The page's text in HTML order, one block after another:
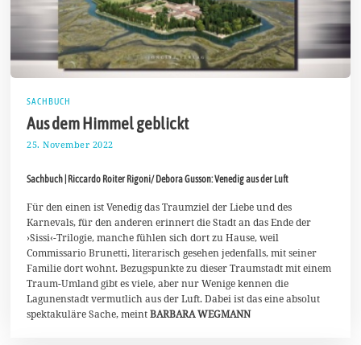
SACHBUCH
Aus dem Himmel geblickt
25. November 2022
e
e
b
e
r
2
2
2
Sachbuch | Riccardo Roiter Rigoni/ Debora Gusson: Venedig aus der Luft
Für den einen ist Venedig das Traumziel der Liebe und des
Karnevals, für den anderen erinnert die Stadt an das Ende der
›Sissi‹-Trilogie, manche fühlen sich dort zu Hause, weil
Commissario Brunetti, literarisch gesehen jedenfalls, mit seiner
Familie dort wohnt. Bezugspunkte zu dieser Traumstadt mit einem
Traum-Umland gibt es viele, aber nur Wenige kennen die
Lagunenstadt vermutlich aus der Luft. Dabei ist das eine absolut
spektakuläre Sache, meintBARBARA WEGMANN